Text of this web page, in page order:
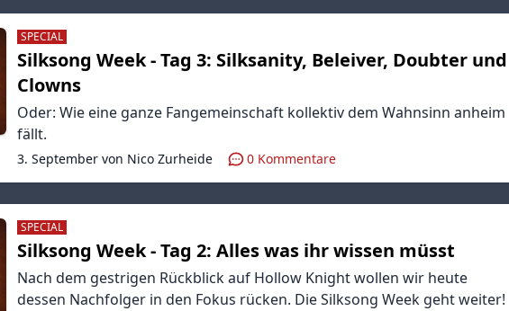
SPECIAL
Silksong Week - Tag 3: Silksanity, Beleiver, Doubter und
Clowns
Oder: Wie eine ganze Fangemeinschaft kollektiv dem Wahnsinn anheim
fällt.
3. September von Nico Zurheide 0 Kommentare
SPECIAL
Silksong Week - Tag 2: Alles was ihr wissen müsst
Nach dem gestrigen Rückblick auf Hollow Knight wollen wir heute
dessen Nachfolger in den Fokus rücken. Die Silksong Week geht weiter!